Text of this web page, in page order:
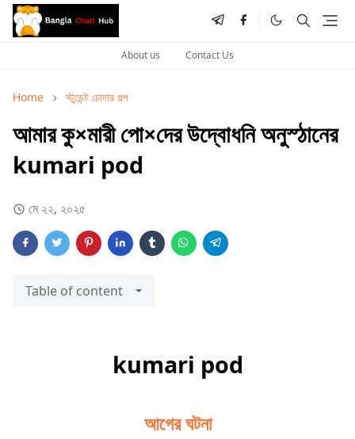
About us Contact Us
Home স্টুডেন্ট চোদার গল্প
আমার কু×মারী পো×দের উদ্বোধনি অনুস্ঠানের
kumari pod
মে ২২, ২০২৫
Table of content
kumari pod
আগের ঘটনা